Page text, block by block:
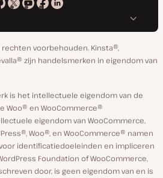
Kinsta
X
Kinsta
YouTube
Kinsta
Facebook
Kinsta
Linkedin
rechten voorbehouden. Kinsta®,
zijn handelsmerken in eigendom van
is het intellectuele eigendom van de
Woo® en WooCommerce®
eigendom van WooCommerce,
Woo®, en WooCommerce® namen
identificatiedoeleinden en impliceren
Foundation of WooCommerce,
door, is geen eigendom van en is